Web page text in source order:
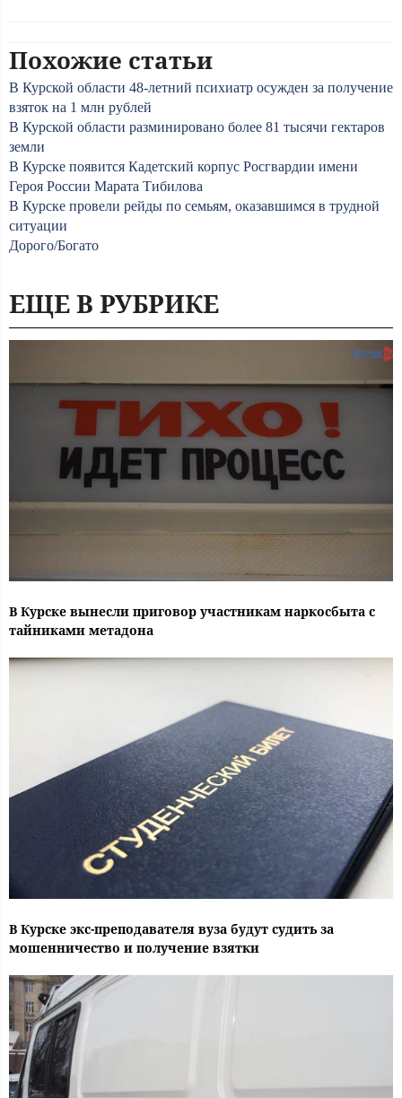
Похожие статьи
В Курской области 48-летний психиатр осужден за получение
взяток на 1 млн рублей
В Курской области разминировано более 81 тысячи гектаров
земли
В Курске появится Кадетский корпус Росгвардии имени
Героя России Марата Тибилова
В Курске провели рейды по семьям, оказавшимся в трудной
ситуации
Дорого/Богато
ЕЩЕ В РУБРИКЕ
В Курске вынесли приговор участникам наркосбыта с
тайниками метадона
В Курске экс-преподавателя вуза будут судить за
мошенничество и получение взятки